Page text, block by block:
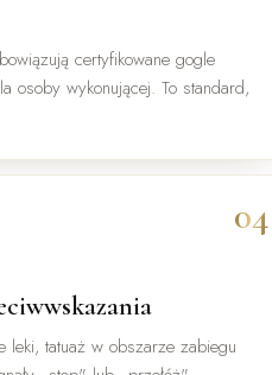
certyfikowane gogle
wykonującej. To standard,
04
leki, tatuaż w obszarze zabiegu